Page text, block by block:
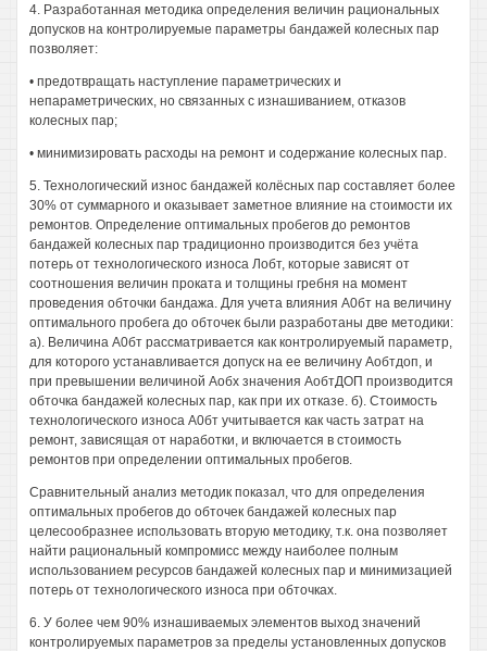
4. Разработанная методика определения величин рациональных
допусков на контролируемые параметры бандажей колесных пар
позволяет:
• предотвращать наступление параметрических и
непараметрических, но связанных с изнашиванием, отказов
колесных пар;
• минимизировать расходы на ремонт и содержание колесных пар.
5. Технологический износ бандажей колёсных пар составляет более
30% от суммарного и оказывает заметное влияние на стоимости их
ремонтов. Определение оптимальных пробегов до ремонтов
бандажей колесных пар традиционно производится без учёта
потерь от технологического износа Лобт, которые зависят от
соотношения величин проката и толщины гребня на момент
проведения обточки бандажа. Для учета влияния А0бт на величину
оптимального пробега до обточек были разработаны две методики:
а). Величина А0бт рассматривается как контролируемый параметр,
для которого устанавливается допуск на ее величину Аобтдоп, и
при превышении величиной Аобх значения АобтДОП производится
обточка бандажей колесных пар, как при их отказе. б). Стоимость
технологического износа А0бт учитывается как часть затрат на
ремонт, зависящая от наработки, и включается в стоимость
ремонтов при определении оптимальных пробегов.
Сравнительный анализ методик показал, что для определения
оптимальных пробегов до обточек бандажей колесных пар
целесообразнее использовать вторую методику, т.к. она позволяет
найти рациональный компромисс между наиболее полным
использованием ресурсов бандажей колесных пар и минимизацией
потерь от технологического износа при обточках.
6. У более чем 90% изнашиваемых элементов выход значений
контролируемых параметров за пределы установленных допусков